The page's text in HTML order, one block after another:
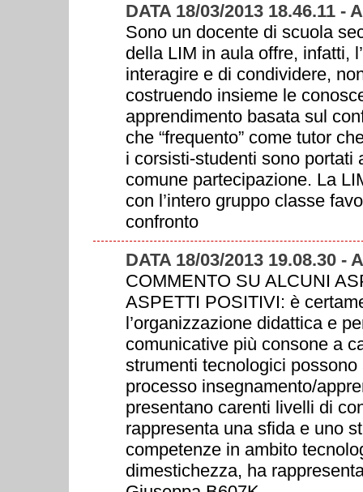
DATA 18/03/2013 18.46.11 -
Sono un docente di scuola
della LIM in aula offre, infatti,
interagire e di condividere,
costruendo insieme le
apprendimento basata sul
che “frequento” come tutor
i corsisti-studenti sono portati
comune partecipazione. La
con l’intero gruppo classe
confronto
DATA 18/03/2013 19.08.30 -
COMMENTO SU ALCUNI
ASPETTI POSITIVI: è
l’organizzazione didattica e
comunicative più consone a
strumenti tecnologici
processo insegnamento/
presentano carenti livelli di
rappresenta una sfida e uno
competenze in ambito
dimestichezza, ha